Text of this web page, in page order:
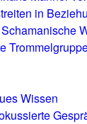
in
Wissen